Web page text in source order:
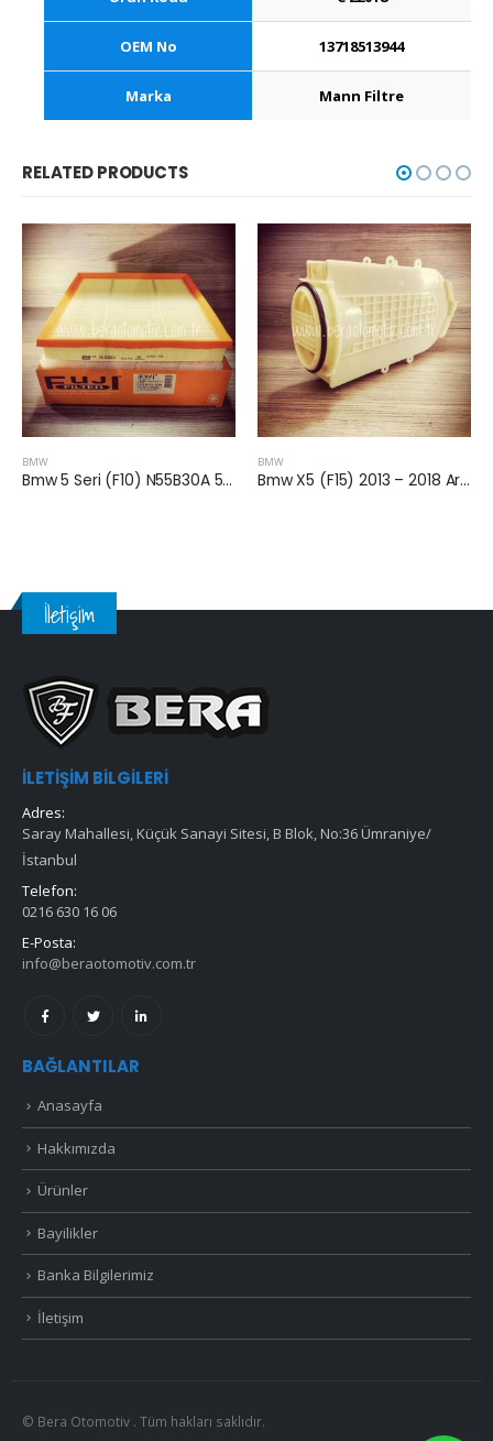
OEM No 13718513944
Marka Mann Filtre
RELATED PRODUCTS
BMW
Bmw X5 (F15) 2013 – 2018 Arası 5.0 Benzinli Hava Filtresi Hava Filtresi
BMW
Bmw 3 Seri (F30) 2011-2015 Arası Benzinli Hava Filtresi
İletişim
İLETIŞIM BILGILERI
Adres:
Saray Mahallesi, Küçük Sanayi Sitesi, B Blok, No:36 Ümraniye/
İstanbul
Telefon:
0216 630 16 06
E-Posta:
info@beraotomotiv.com.tr
BAĞLANTILAR
Anasayfa
Hakkımızda
Ürünler
Bayilikler
Banka Bilgilerimiz
İletişim
© Bera Otomotiv . Tüm hakları saklıdır.